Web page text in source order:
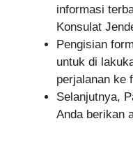
informasi
Konsulat
Pengisian
untuk di
perjalanan ke
Selanjutnya,
Anda berikan